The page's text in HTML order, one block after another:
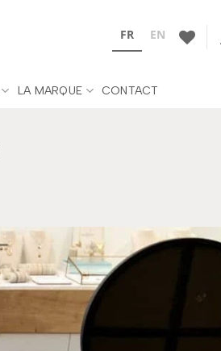
FR EN
LA MARQUE CONTACT